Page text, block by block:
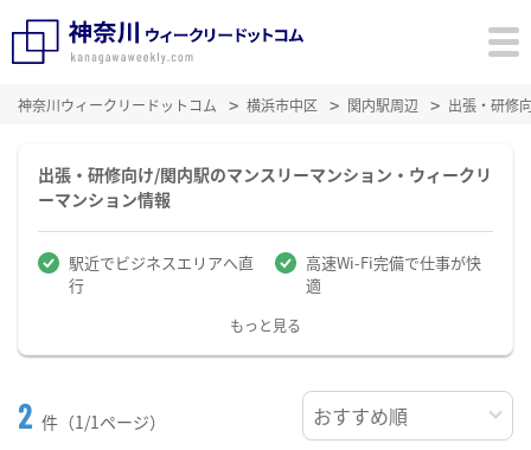
神奈川ウィークリードットコム 横浜市中区 関内駅周辺 出張・研修
出張・研修向け/関内駅のマンスリーマンション・ウィークリ
ーマンション情報
駅近でビジネスエリアへ直
行
高速Wi-Fi完備で仕事が快
適
もっと見る
2 件（1/1ページ）